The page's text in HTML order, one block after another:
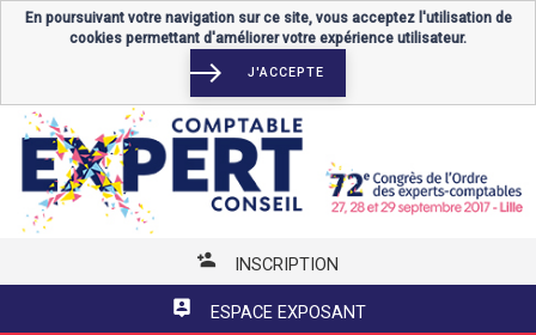
INSCRIPTION
ESPACE EXPOSANT
En poursuivant votre navigation sur ce site, vous acceptez l'utilisation de
cookies permettant d'améliorer votre expérience utilisateur.
J'ACCEPTE